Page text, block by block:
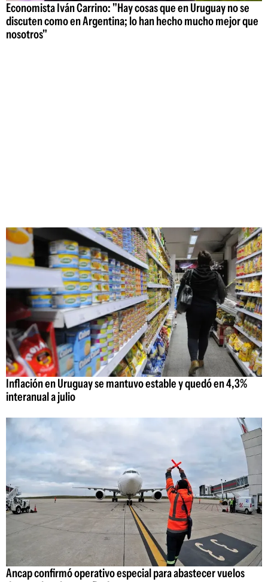
Economista Iván Carrino: "Hay cosas que en Uruguay no se
discuten como en Argentina; lo han hecho mucho mejor que
nosotros"
Inflación en Uruguay se mantuvo estable y quedó en 4,3%
interanual a julio
Ancap confirmó operativo especial para abastecer vuelos